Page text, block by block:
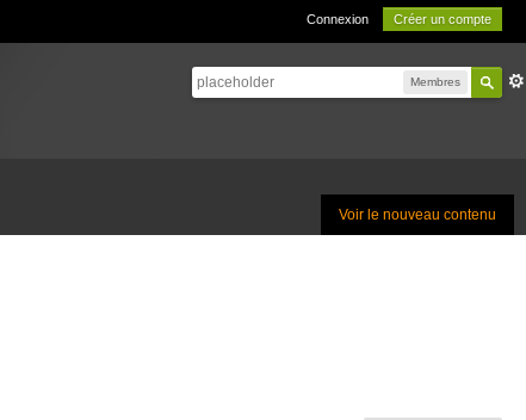
Connexion Créer un compte
Membres
Voir le nouveau contenu